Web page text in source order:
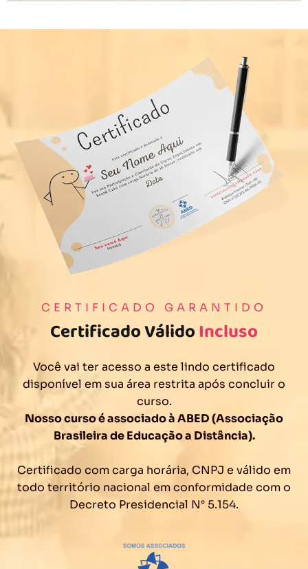
CERTIFICADO GARANTIDO
Certificado VálidoIncluso
Você vai ter acesso a este lindo certificado
disponível em sua área restrita após concluir o
curso.
Nosso curso é associado à ABED (Associação
Brasileira de Educação a Distância).
Certificado com carga horária, CNPJ e válido em
todo território nacional em conformidade com o
Decreto Presidencial N° 5.154.